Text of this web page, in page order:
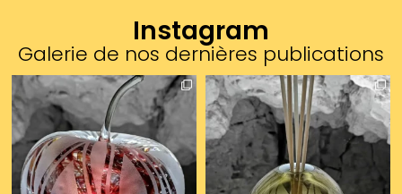
Instagram
Galerie de nos dernières publications